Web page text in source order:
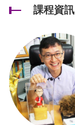
課程資訊